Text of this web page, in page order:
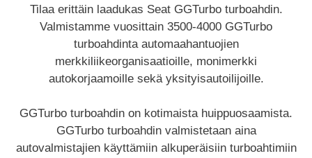
Tilaa erittäin laadukas Seat GGTurbo turboahdin.
Valmistamme vuosittain 3500-4000 GGTurbo
turboahdinta automaahantuojien
merkkiliikeorganisaatioille, monimerkki
autokorjaamoille sekä yksityisautoilijoille.
GGTurbo turboahdin on kotimaista huippuosaamista.
GGTurbo turboahdin valmistetaan aina
autovalmistajien käyttämiin alkuperäisiin turboahtimiin